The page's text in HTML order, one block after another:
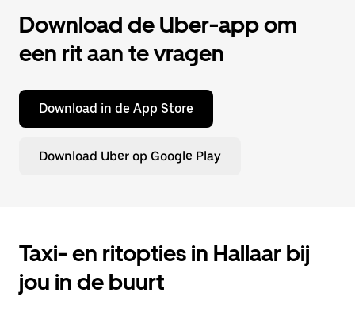
Download de Uber-app om
een rit aan te vragen
Download in de App Store
Download Uber op Google Play
Taxi- en ritopties in Hallaar bij
jou in de buurt